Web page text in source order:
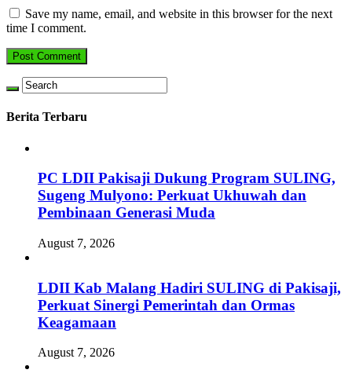
Save my name, email, and website in this browser for the next
time I comment.
Berita Terbaru
PC LDII Pakisaji Dukung Program SULING,
Sugeng Mulyono: Perkuat Ukhuwah dan
Pembinaan Generasi Muda
August 7, 2026
LDII Kab Malang Hadiri SULING di Pakisaji,
Perkuat Sinergi Pemerintah dan Ormas
Keagamaan
August 7, 2026